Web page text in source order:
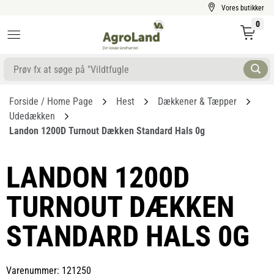
Vores butikker
0
Forside / Home Page Hest
Dækkener & Tæpper
Udedækken
Landon 1200D Turnout Dækken Standard Hals 0g
LANDON 1200D
TURNOUT DÆKKEN
STANDARD HALS 0G
Varenummer: 121250